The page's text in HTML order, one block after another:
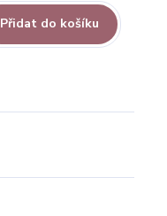
Přidat do košíku